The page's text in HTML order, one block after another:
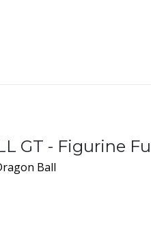
GT - Figurine
Ball